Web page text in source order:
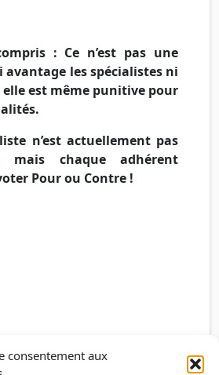
consentement aux
: Ce n’est pas une
les spécialistes ni
elle est même punitive pour
n’est actuellement pas
mais chaque adhérent
Pour ou Contre !